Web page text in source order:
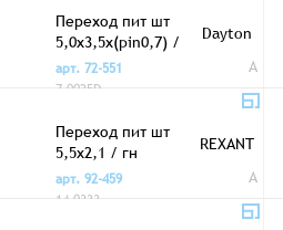
Переход пит шт
5,0x3,5x(pin0,7) /
гн 5,5x2,1
Dayton
арт. 72-551
7-0025D
A
Переход пит шт
5,5x2,1 / гн
5,5x2,5
REXANT
арт. 92-459
14-0333
A